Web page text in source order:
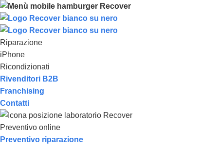
Riparazione
iPhone
Ricondizionati
Rivenditori B2B
Franchising
Contatti
Preventivo online
Preventivo riparazione